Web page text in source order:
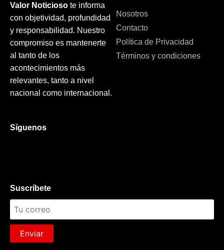
Valor Noticioso te informa
con objetividad, profundidad
y responsabilidad. Nuestro
compromiso es mantenerte
al tanto de los
acontecimientos más
relevantes, tanto a nivel
nacional como internacional.
Nosotros
Contacto
Política de Privacidad
Términos y condiciones
Síguenos
Suscríbete
Enviar